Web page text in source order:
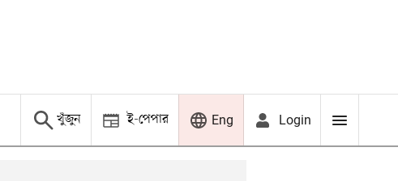
খুঁজুন ই-পেপার Eng Login